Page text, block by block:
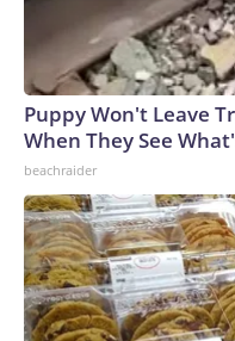
sobrecostes.En 2025, el
John Phelan, declaró
programa de
meses de retraso y un 57
programas son un
afirma que los dos
Shipbuilding, en
para construir
informe, las entregas de
Burke sufren retrasos de
bien esos dos astilleros
Puppy Won't Leave
When They See
beachraider